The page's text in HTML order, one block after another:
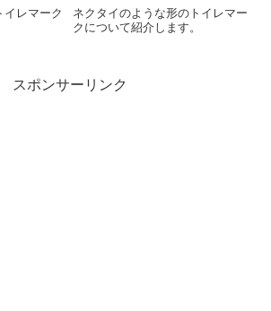
イレマーク
ネクタイのような形のトイレマー
クについて紹介します。
スポンサーリンク